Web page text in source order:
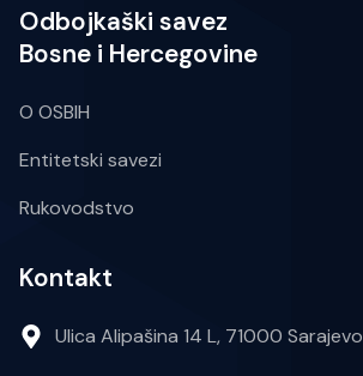
Odbojkaški savez
Bosne i Hercegovine
O OSBIH
Entitetski savezi
Rukovodstvo
Kontakt
Ulica Alipašina 14 L, 71000 Sarajevo